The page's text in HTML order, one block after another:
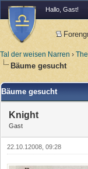
Hallo, Gast!
Tal der weisen Narren ›
Bäume gesucht
Bäume gesucht
Knight
Gast
22.10.12008, 09:28